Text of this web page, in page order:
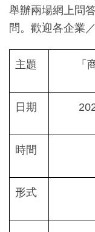
舉辦兩場網上問
問。歡迎各企業
主題 「
日期
時間
形式